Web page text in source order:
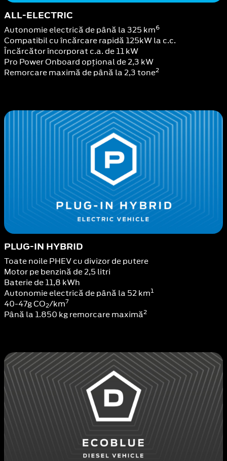
ALL-ELECTRIC
Autonomie electrică de până la 325 km6
Compatibil cu încărcare rapidă 125kW la c.c.
Încărcător încorporat c.a. de 11 kW
Pro Power Onboard opțional de 2,3 kW
Remorcare maximă de până la 2,3 tone2
PLUG-IN HYBRID
Toate noile PHEV cu divizor de putere
Motor pe benzină de 2,5 litri
Baterie de 11,8 kWh
Autonomie electrică de până la 52 km1
40-47g CO2/km7
Până la 1.850 kg remorcare maximă2